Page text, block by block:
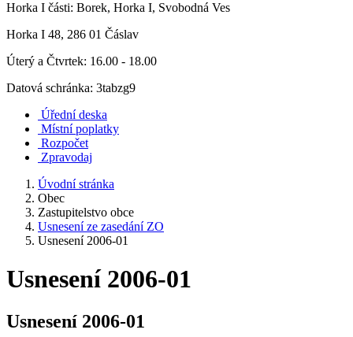
Horka I části: Borek, Horka I, Svobodná Ves
Horka I 48, 286 01 Čáslav
Úterý a Čtvrtek: 16.00 - 18.00
Datová schránka: 3tabzg9
Úřední deska
Místní poplatky
Rozpočet
Zpravodaj
Úvodní stránka
Obec
Zastupitelstvo obce
Usnesení ze zasedání ZO
Usnesení 2006-01
Usnesení 2006-01
Usnesení 2006-01